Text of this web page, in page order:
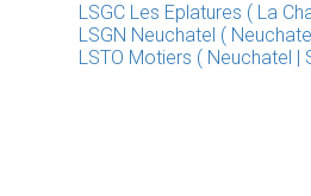
LSGC Les Eplatures ( La
LSGN Neuchatel (
LSTO Motiers ( Neuchatel |